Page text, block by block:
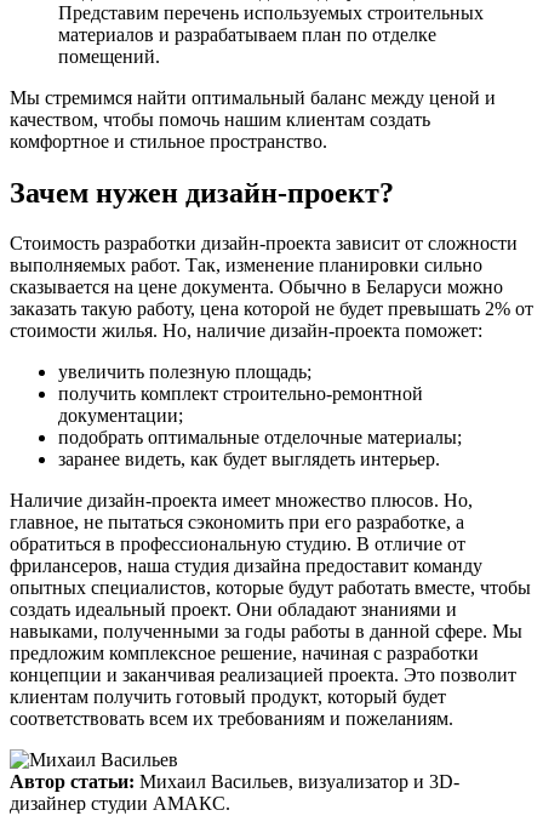
Представим перечень используемых строительных
материалов и разрабатываем план по отделке
помещений.
Мы стремимся найти оптимальный баланс между ценой и
качеством, чтобы помочь нашим клиентам создать
комфортное и стильное пространство.
Зачем нужен дизайн-проект?
Стоимость разработки дизайн-проекта зависит от сложности
выполняемых работ. Так, изменение планировки сильно
сказывается на цене документа. Обычно в Беларуси можно
заказать такую работу, цена которой не будет превышать 2% от
стоимости жилья. Но, наличие дизайн-проекта поможет:
увеличить полезную площадь;
получить комплект строительно-ремонтной
документации;
подобрать оптимальные отделочные материалы;
заранее видеть, как будет выглядеть интерьер.
Наличие дизайн-проекта имеет множество плюсов. Но,
главное, не пытаться сэкономить при его разработке, а
обратиться в профессиональную студию. В отличие от
фрилансеров, наша студия дизайна предоставит команду
опытных специалистов, которые будут работать вместе, чтобы
создать идеальный проект. Они обладают знаниями и
навыками, полученными за годы работы в данной сфере. Мы
предложим комплексное решение, начиная с разработки
концепции и заканчивая реализацией проекта. Это позволит
клиентам получить готовый продукт, который будет
соответствовать всем их требованиям и пожеланиям.
Автор статьи: Михаил Васильев, визуализатор и 3D-
дизайнер студии АМАКС.